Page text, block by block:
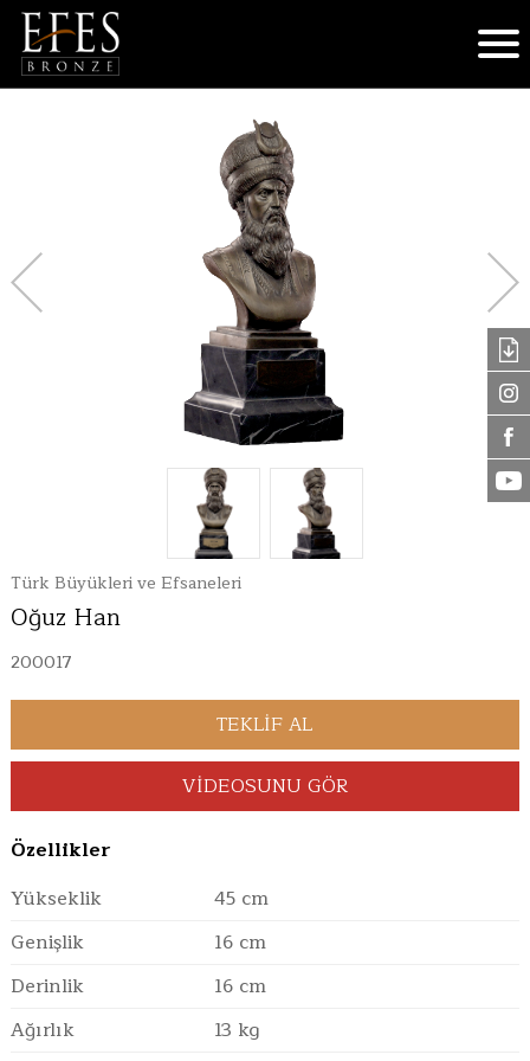
Türk Büyükleri ve Efsaneleri
Oğuz Han
200017
VİDEOSUNU GÖR
Özellikler
Yükseklik
45 cm
Genişlik
16 cm
Derinlik
16 cm
Ağırlık
13 kg